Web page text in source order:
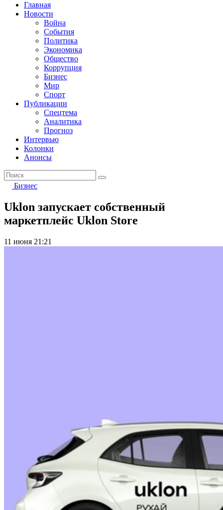
Главная
Новости
Война
События
Политика
Экономика
Общество
Коррупция
Бизнес
Мир
Спорт
Публикации
Спецтема
Аналитика
Прогноз
Интервью
Колонки
Анонсы
Бизнес
Uklon запускает собственный
маркетплейс Uklon Store
11 июня 21:21